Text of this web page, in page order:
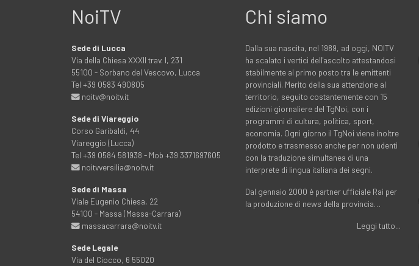
NoiTV
Sede di Lucca
Via della Chiesa XXXII trav. I, 231
55100 - Sorbano del Vescovo, Lucca
Tel +39 0583 490805
noitv@noitv.it
Sede di Viareggio
Corso Garibaldi, 44
Viareggio (Lucca)
Tel +39 0584 581938 - Mob +39 3371697605
noitvversilia@noitv.it
Sede di Massa
Viale Eugenio Chiesa, 22
54100 - Massa (Massa-Carrara)
massacarrara@noitv.it
Sede Legale
Via del Ciocco, 6 55020
Chi siamo
Dalla sua nascita, nel 1989, ad oggi, NOITV
ha scalato i vertici dell'ascolto attestandosi
stabilmente al primo posto tra le emittenti
provinciali. Merito della sua attenzione al
territorio, seguito costantemente con 15
edizioni giornaliere del TgNoi, con i
programmi di cultura, politica, sport,
economia. Ogni giorno il TgNoi viene inoltre
prodotto e trasmesso anche per non udenti
con la traduzione simultanea di una
interprete di lingua italiana dei segni.
Dal gennaio 2000 è partner ufficiale Rai per
la produzione di news della provincia…
Leggi tutto...